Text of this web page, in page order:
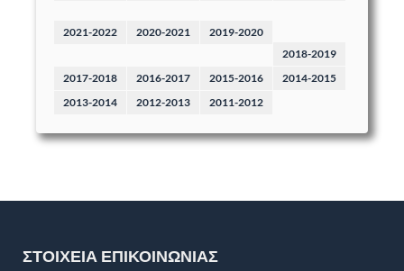
2021-2022 2020-2021
2019-2020
2018-2019
2017-2018
2016-2017 2015-2016
2014-2015
2013-2014
2012-2013 2011-2012
ΣΤΟΙΧΕΊΑ ΕΠΙΚΟΙΝΩΝΊΑΣ